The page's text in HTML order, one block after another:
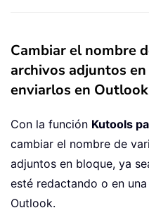
Cambiar el nombre
archivos adjuntos
enviarlos en Outlook
Con la función Kutools
cambiar el nombre de
adjuntos en bloque, ya
esté redactando o en
Outlook.